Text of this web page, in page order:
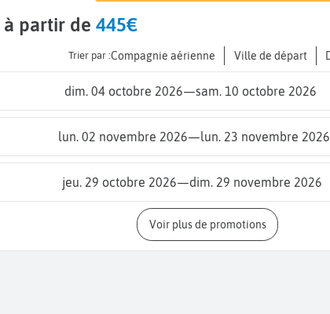
à partir de 445€
Trier par : Compagnie aérienne Ville de départ
dim. 04 octobre 2026—sam. 10 octobre 2026
lun. 02 novembre 2026—lun. 23 novembre 2026
jeu. 29 octobre 2026—dim. 29 novembre 2026
Voir plus de promotions